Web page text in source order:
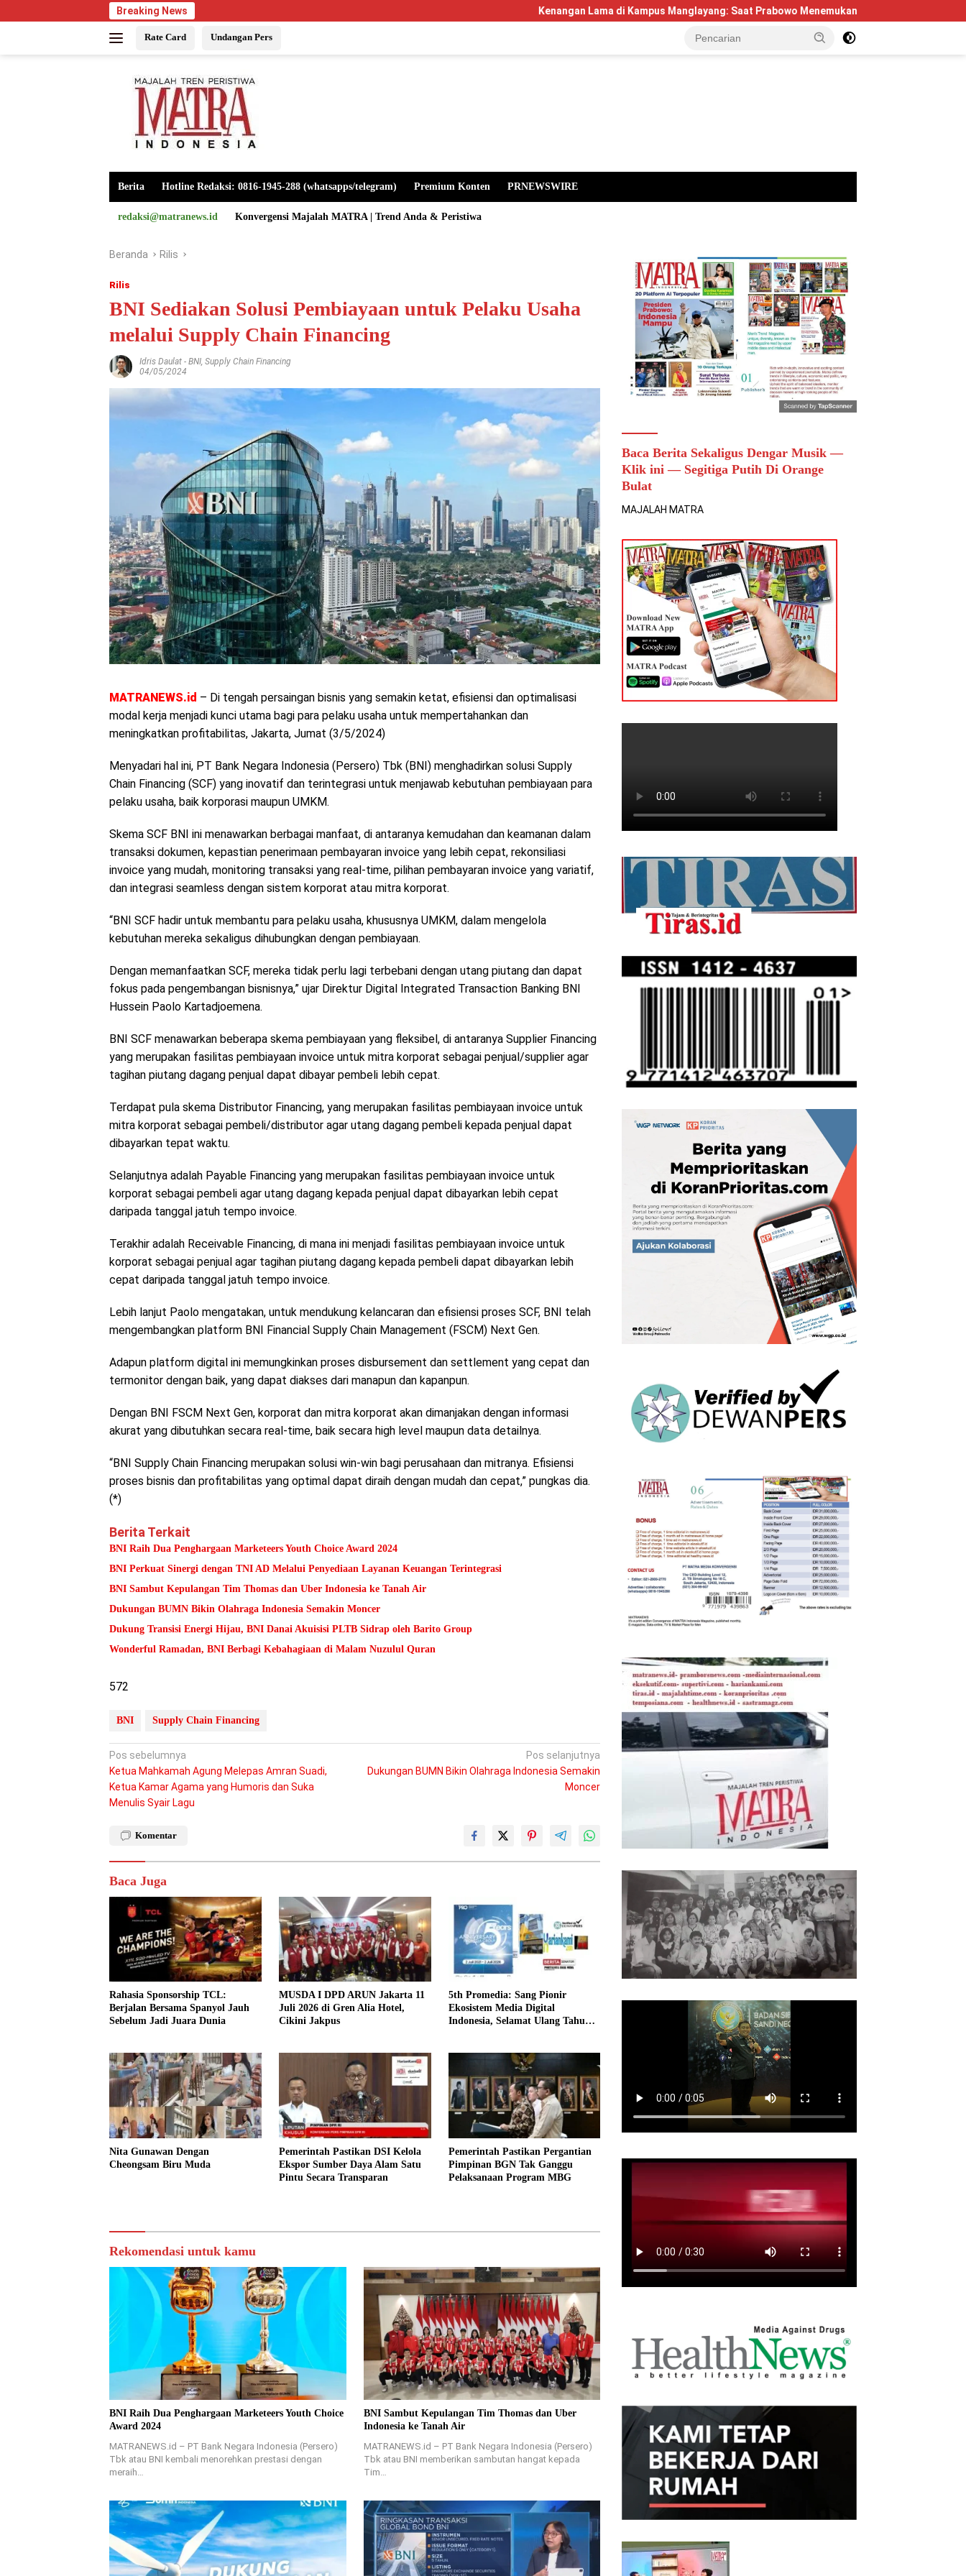
ke
Breaking News Kenangan Lama di Kampus Manglayang: Saat Prabowo Menemukan Kembali Jejak Sejarah IPDN
Rate Card Undangan Pers
Berita Hotline Redaksi: 0816-1945-288 (whatsapps/telegram) Premium Konten PRNEWSWIRE
redaksi@matranews.id Konvergensi Majalah MATRA | Trend Anda & Peristiwa
Beranda Rilis
Rilis
BNI Sediakan Solusi Pembiayaan untuk Pelaku Usaha
melalui Supply Chain Financing
Idris Daulat - BNI, Supply Chain Financing
04/05/2024
MATRANEWS.id – Di tengah persaingan bisnis yang semakin ketat, efisiensi dan optimalisasi
modal kerja menjadi kunci utama bagi para pelaku usaha untuk mempertahankan dan
meningkatkan profitabilitas, Jakarta, Jumat (3/5/2024)
Menyadari hal ini, PT Bank Negara Indonesia (Persero) Tbk (BNI) menghadirkan solusi Supply
Chain Financing (SCF) yang inovatif dan terintegrasi untuk menjawab kebutuhan pembiayaan para
pelaku usaha, baik korporasi maupun UMKM.
Skema SCF BNI ini menawarkan berbagai manfaat, di antaranya kemudahan dan keamanan dalam
transaksi dokumen, kepastian penerimaan pembayaran invoice yang lebih cepat, rekonsiliasi
invoice yang mudah, monitoring transaksi yang real-time, pilihan pembayaran invoice yang variatif,
dan integrasi seamless dengan sistem korporat atau mitra korporat.
“BNI SCF hadir untuk membantu para pelaku usaha, khususnya UMKM, dalam mengelola
kebutuhan mereka sekaligus dihubungkan dengan pembiayaan.
Dengan memanfaatkan SCF, mereka tidak perlu lagi terbebani dengan utang piutang dan dapat
fokus pada pengembangan bisnisnya,” ujar Direktur Digital Integrated Transaction Banking BNI
Hussein Paolo Kartadjoemena.
BNI SCF menawarkan beberapa skema pembiayaan yang fleksibel, di antaranya Supplier Financing
yang merupakan fasilitas pembiayaan invoice untuk mitra korporat sebagai penjual/supplier agar
tagihan piutang dagang penjual dapat dibayar pembeli lebih cepat.
Terdapat pula skema Distributor Financing, yang merupakan fasilitas pembiayaan invoice untuk
mitra korporat sebagai pembeli/distributor agar utang dagang pembeli kepada penjual dapat
dibayarkan tepat waktu.
Selanjutnya adalah Payable Financing yang merupakan fasilitas pembiayaan invoice untuk
korporat sebagai pembeli agar utang dagang kepada penjual dapat dibayarkan lebih cepat
daripada tanggal jatuh tempo invoice.
Terakhir adalah Receivable Financing, di mana ini menjadi fasilitas pembiayaan invoice untuk
korporat sebagai penjual agar tagihan piutang dagang kepada pembeli dapat dibayarkan lebih
cepat daripada tanggal jatuh tempo invoice.
Lebih lanjut Paolo mengatakan, untuk mendukung kelancaran dan efisiensi proses SCF, BNI telah
mengembangkan platform BNI Financial Supply Chain Management (FSCM) Next Gen.
Adapun platform digital ini memungkinkan proses disbursement dan settlement yang cepat dan
termonitor dengan baik, yang dapat diakses dari manapun dan kapanpun.
Dengan BNI FSCM Next Gen, korporat dan mitra korporat akan dimanjakan dengan informasi
akurat yang dibutuhkan secara real-time, baik secara high level maupun data detailnya.
“BNI Supply Chain Financing merupakan solusi win-win bagi perusahaan dan mitranya. Efisiensi
proses bisnis dan profitabilitas yang optimal dapat diraih dengan mudah dan cepat,” pungkas dia.
(*)
Berita Terkait
BNI Raih Dua Penghargaan Marketeers Youth Choice Award 2024
BNI Perkuat Sinergi dengan TNI AD Melalui Penyediaan Layanan Keuangan Terintegrasi
BNI Sambut Kepulangan Tim Thomas dan Uber Indonesia ke Tanah Air
Dukungan BUMN Bikin Olahraga Indonesia Semakin Moncer
Dukung Transisi Energi Hijau, BNI Danai Akuisisi PLTB Sidrap oleh Barito Group
Wonderful Ramadan, BNI Berbagi Kebahagiaan di Malam Nuzulul Quran
572
BNI Supply Chain Financing
Navigasi
pos
Pos sebelumnya
Ketua Mahkamah Agung Melepas Amran Suadi,
Ketua Kamar Agama yang Humoris dan Suka
Menulis Syair Lagu
Pos selanjutnya
Dukungan BUMN Bikin Olahraga Indonesia Semakin
Moncer
Komentar
Baca Juga
Rahasia Sponsorship TCL:
Berjalan Bersama Spanyol Jauh
Sebelum Jadi Juara Dunia
MUSDA I DPD ARUN Jakarta 11
Juli 2026 di Gren Alia Hotel,
Cikini Jakpus
5th Promedia: Sang Pionir
Ekosistem Media Digital
Indonesia, Selamat Ulang Tahun
Nita Gunawan Dengan
Cheongsam Biru Muda
Pemerintah Pastikan DSI Kelola
Ekspor Sumber Daya Alam Satu
Pintu Secara Transparan
Pemerintah Pastikan Pergantian
Pimpinan BGN Tak Ganggu
Pelaksanaan Program MBG
Rekomendasi untuk kamu
BNI Raih Dua Penghargaan Marketeers Youth Choice
Award 2024
MATRANEWS.id – PT Bank Negara Indonesia (Persero)
Tbk atau BNI kembali menorehkan prestasi dengan
meraih…
BNI Sambut Kepulangan Tim Thomas dan Uber
Indonesia ke Tanah Air
MATRANEWS.id – PT Bank Negara Indonesia (Persero)
Tbk atau BNI memberikan sambutan hangat kepada
Tim…
Baca Berita Sekaligus Dengar Musik —
Klik ini — Segitiga Putih Di Orange
Bulat
MAJALAH MATRA